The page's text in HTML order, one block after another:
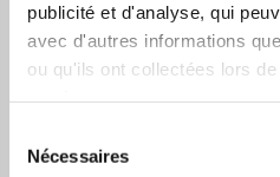
publicité et d'analyse, qui
avec d'autres informations
ou qu'ils ont collectées lors
Nécessaires
1 décembre 2025 DT Turbo
DT Turbo Upgrade 2